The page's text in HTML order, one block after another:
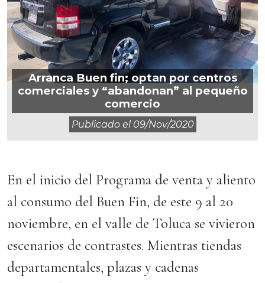
Arranca Buen fin; optan por centros
comerciales y “abandonan” al pequeño
comercio
Publicado el 09/nov/2020
En el inicio del Programa de venta y aliento
al consumo del Buen Fin, de este 9 al 20
noviembre, en el valle de Toluca se vivieron
escenarios de contrastes. Mientras tiendas
departamentales, plazas y cadenas